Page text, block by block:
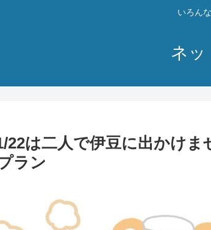
いろん
ネッ
22は二人で伊豆に出かけ
ラン